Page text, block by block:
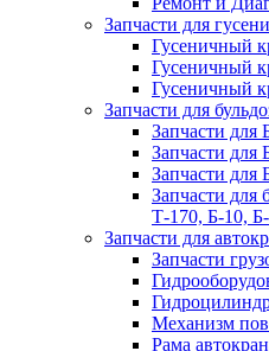
Запчасти для
Гусеничный
Гусеничный
Гусеничный
Запчасти для
Запчасти для
Запчасти для
Запчасти для
Запчасти для
Т-170, Б-10,
Запчасти для
Запчасти
Механизм
Рама